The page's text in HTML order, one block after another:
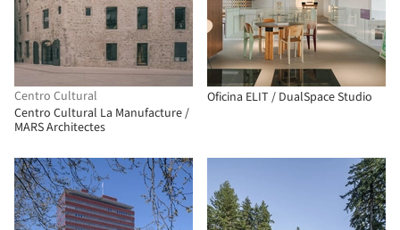
Centro Cultural
Centro Cultural La Manufacture /
MARS Architectes
Oficina ELIT / DualSpace Studio